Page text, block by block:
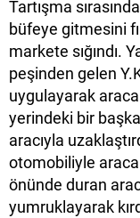
Tartışma
büfeye gitmesini
markete sığındı.
peşinden gelen
uygulayarak araca
yerindeki bir
aracıyla
otomobiliyle
önünde duran
yumruklayarak